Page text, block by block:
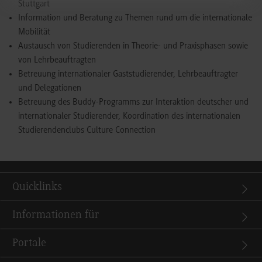
Stuttgart
Information und Beratung zu Themen rund um die internationale
Mobilität
Austausch von Studierenden in Theorie- und Praxisphasen sowie
von Lehrbeauftragten
Betreuung internationaler Gaststudierender, Lehrbeauftragter
und Delegationen
Betreuung des Buddy-Programms zur Interaktion deutscher und
internationaler Studierender, Koordination des internationalen
Studierendenclubs Culture Connection
Quicklinks
Informationen für
Portale